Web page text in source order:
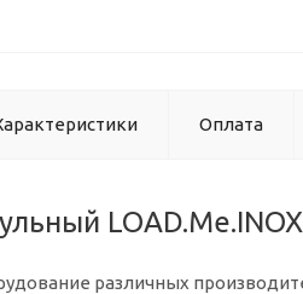
Оплата
различных